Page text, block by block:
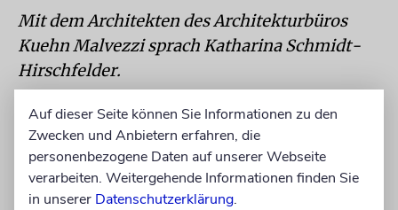
Mit dem Architekten des Architekturbüros
Kuehn Malvezzi sprach Katharina Schmidt-
Hirschfelder.
www.house-of-one.org
Auf dieser Seite können Sie Informationen zu den
Zwecken und Anbietern erfahren, die
personenbezogene Daten auf unserer Webseite
verarbeiten. Weitergehende Informationen finden Sie
in unserer Datenschutzerklärung.